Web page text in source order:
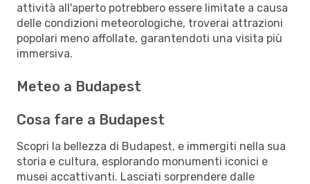
attività all'aperto potrebbero essere limitate a causa
delle condizioni meteorologiche, troverai attrazioni
popolari meno affollate, garantendoti una visita più
immersiva.
Meteo a Budapest
Cosa fare a Budapest
Scopri la bellezza di Budapest, e immergiti nella sua
storia e cultura, esplorando monumenti iconici e
musei accattivanti. Lasciati sorprendere dalle